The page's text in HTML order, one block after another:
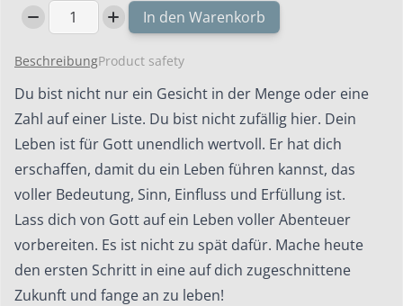
Finde
Berufung
Menge
In den Warenkorb
BeschreibungProduct safety
Du bist nicht nur ein Gesicht in der Menge oder eine
Zahl auf einer Liste. Du bist nicht zufällig hier. Dein
Leben ist für Gott unendlich wertvoll. Er hat dich
erschaffen, damit du ein Leben führen kannst, das
voller Bedeutung, Sinn, Einfluss und Erfüllung ist.
Lass dich von Gott auf ein Leben voller Abenteuer
vorbereiten. Es ist nicht zu spät dafür. Mache heute
den ersten Schritt in eine auf dich zugeschnittene
Zukunft und fange an zu leben!